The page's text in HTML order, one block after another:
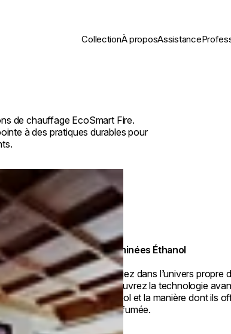
CollectionÀ proposAssistance
de chauffage EcoSmart Fire.
à des pratiques durables pour
Cheminées Éthanol
Plongez dans l’univers propre
Découvrez la technologie
éthanol et la manière dont ils
sans fumée.